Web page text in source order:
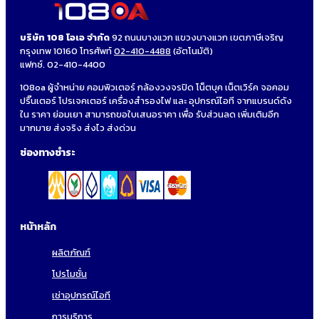
บริษัท 108 โอเอ จำกัด92 ถนนบางแวก แขวงบางแวก เขตภาษีเจริญ
กรุงเทพ 10160 โทรศัพท์02-410-4488 (อัตโนมัติ)
แฟกซ์. 02-410-4400
108oa ผู้จำหน่าย คอมพิวเตอร์ กล้องวงจรปิด โน็ตบุค เน็ตเวิร์ค จอคอม
ปริ๊นเตอร์ โปรเจคเตอร์ เครื่องสำรองไฟ และ อุปกรณ์ไอที จากแบรนด์ดัง
ใน ราคา ย่อมเยา สามารถขอใบเสนอราคา เพื่อ รับส่วนลด เพิ่มเติมอีก
มากมาย ส่งจริง ส่งไว ส่งด่วน
ช่องทางชำระ
หน้าหลัก
ผลิตภัณฑ์
โปรโมชั่น
เช่าอุปกรณ์ไอที
การบริการ